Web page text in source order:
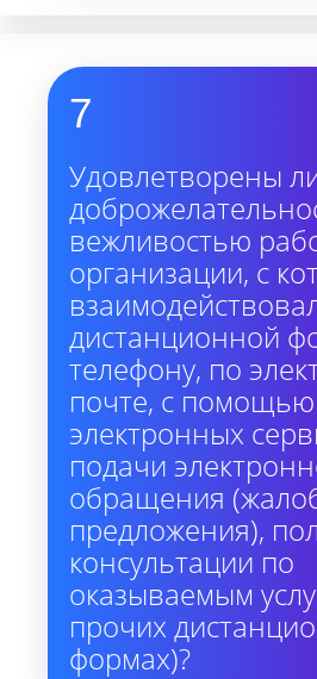
7
Удовлетворены
вежливостью
организации, с
дистанционной
телефону, по
почте, с помощью
электронных
подачи
обращения
предложения),
консультации по
оказываемым
прочих
формах)?